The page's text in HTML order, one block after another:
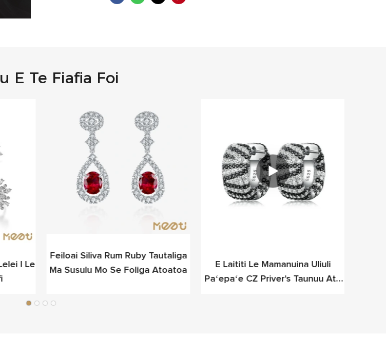
E Te Fiafia Foi
I Le
Feiloai Siliva Rum Ruby ​​tautaliga
Ma Susulu Mo Se Foliga Atoatoa
E Laititi Le Mamanuina Uliuli
Paʻepaʻe CZ Priver's Taunuu Atu